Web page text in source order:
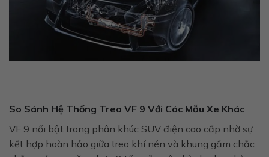
So Sánh Hệ Thống Treo VF 9 Với Các Mẫu Xe Khác
VF 9 nổi bật trong phân khúc SUV điện cao cấp nhờ sự
kết hợp hoàn hảo giữa treo khí nén và khung gầm chắc